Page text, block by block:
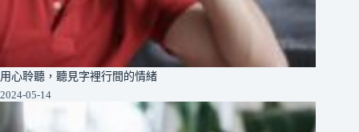
用心聆聽，聽見字裡行間的情緒
2024-05-14